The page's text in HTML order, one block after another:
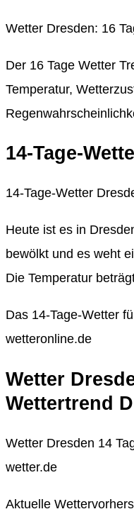
Wetter Dresden: 16
Der 16 Tage Wetter
Temperatur,
14-Tage-
14-Tage-Wetter
Heute ist es in
bewölkt und es weht
Die Temperatur
Das 14-Tage-Wetter
wetteronline.de
Wetter
Wettertrend
Wetter Dresden 14
wetter.de
Aktuelle